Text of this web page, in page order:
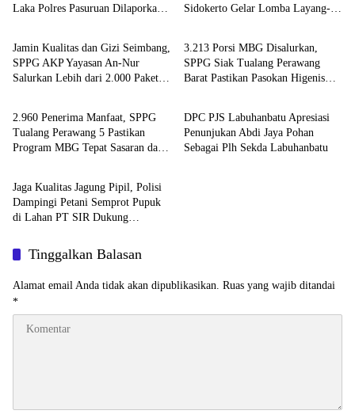
Laka Polres Pasuruan Dilaporkan
Sidokerto Gelar Lomba Layang-
Berita
Jamin Kualitas dan Gizi Seimbang,
SPPG AKP Yayasan An-Nur
Salurkan Lebih dari 2.000 Paket
Berita
3.213 Porsi MBG Disalurkan,
SPPG Siak Tualang Perawang
Barat Pastikan Pasokan Higenis
Berita
2.960 Penerima Manfaat, SPPG
Tualang Perawang 5 Pastikan
Program MBG Tepat Sasaran dan
Berita
DPC PJS Labuhanbatu Apresiasi
Penunjukan Abdi Jaya Pohan
Sebagai Plh Sekda Labuhanbatu
Berita
Jaga Kualitas Jagung Pipil, Polisi
Dampingi Petani Semprot Pupuk
di Lahan PT SIR Dukung
Tinggalkan Balasan
Alamat email Anda tidak akan dipublikasikan. Ruas yang wajib ditandai
*